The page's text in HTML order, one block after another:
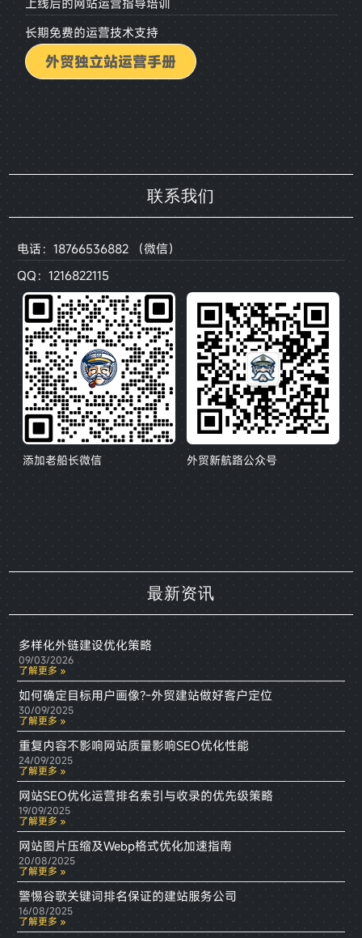
长期免费的运营技术支持
外贸独立站运营手册
联系我们
电话：18766536882 （微信）
QQ：1216822115
添加老船长微信 外贸新航路公众号
最新资讯
多样化外链建设优化策略
09/03/2026
了解更多 »
如何确定目标用户画像?-外贸建站做好客户定位
30/09/2025
了解更多 »
重复内容不影响网站质量影响SEO优化性能
24/09/2025
了解更多 »
网站SEO优化运营排名索引与收录的优先级策略
19/09/2025
了解更多 »
网站图片压缩及Webp格式优化加速指南
20/08/2025
了解更多 »
警惕谷歌关键词排名保证的建站服务公司
16/08/2025
了解更多 »